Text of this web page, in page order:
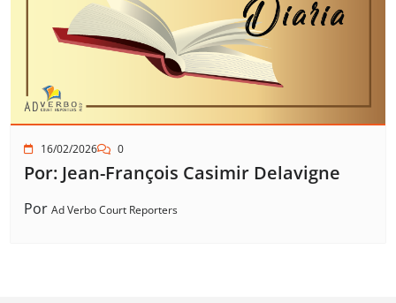
16/02/2026 0
Por: Jean-François Casimir Delavigne
Por Ad Verbo Court Reporters